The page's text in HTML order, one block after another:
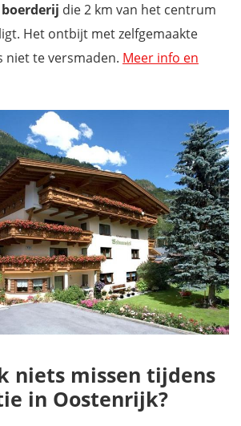
die 2 km van het centrum
Het ontbijt met zelfgemaakte
niet te versmaden. Meer info en
niets missen tijdens
in Oostenrijk?